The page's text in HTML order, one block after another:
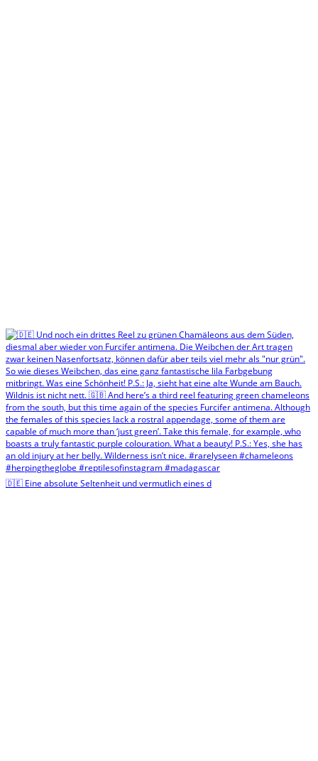
🇩🇪 Eine absolute Seltenheit und vermutlich eines d